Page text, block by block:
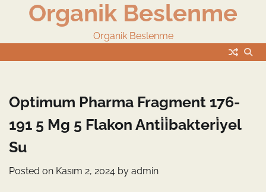
Organik Beslenme
Organik Beslenme
Optimum Pharma Fragment 176-
191 5 Mg 5 Flakon Anti̇i̇bakteri̇yel
Su
Posted on Kasım 2, 2024 by admin